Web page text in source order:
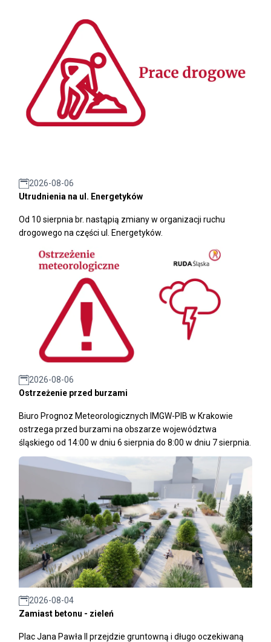
2026-08-06
Utrudnienia na ul. Energetyków
Od 10 sierpnia br. nastąpią zmiany w organizacji ruchu
drogowego na części ul. Energetyków.
2026-08-06
Ostrzeżenie przed burzami
Biuro Prognoz Meteorologicznych IMGW-PIB w Krakowie
ostrzega przed burzami na obszarze województwa
śląskiego od 14:00 w dniu 6 sierpnia do 8:00 w dniu 7 sierpnia.
2026-08-04
Zamiast betonu - zieleń
Plac Jana Pawła II przejdzie gruntowną i długo oczekiwaną